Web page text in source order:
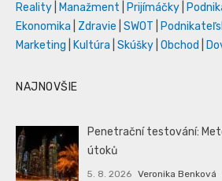
Reality
Manažment Prijímáčky
Ekonomika
Zdravie SWOT
Marketing
Kultúra Skúšky Obchod
NAJNOVŠIE
Penetrační testování:
útoků
5. 8. 2026 Veronika Benková